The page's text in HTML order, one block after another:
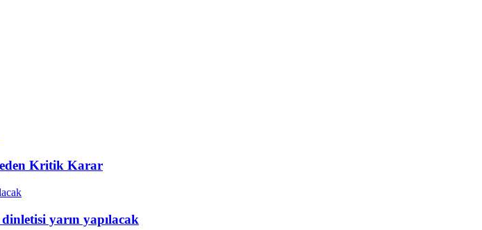
Kritik Karar
yarın yapılacak